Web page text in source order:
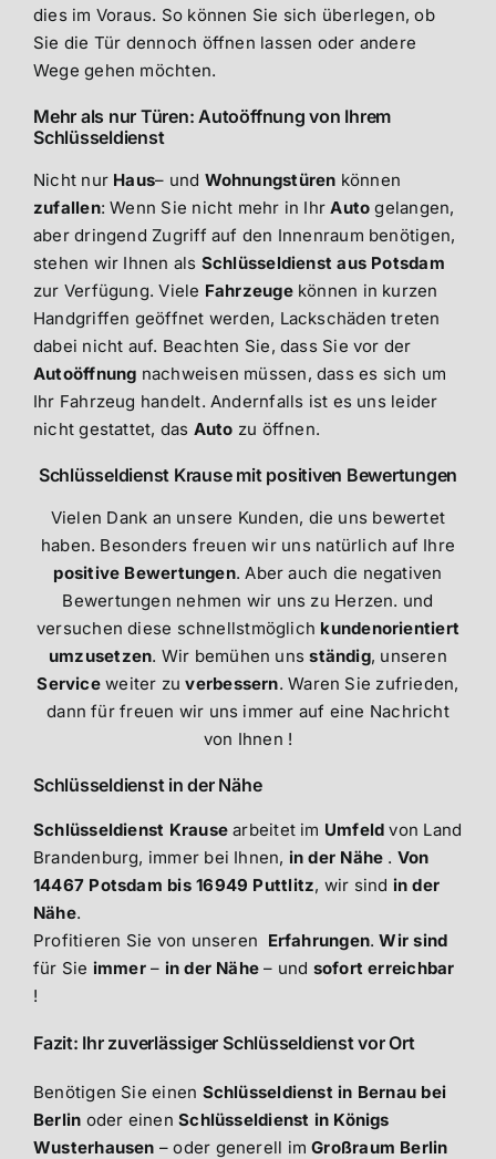
dies im Voraus. So können Sie sich überlegen, ob
Sie die Tür dennoch öffnen lassen oder andere
Wege gehen möchten.
Mehr als nur Türen: Autoöffnung von Ihrem
Schlüsseldienst
Nicht nur Haus– und Wohnungstüren können
zufallen: Wenn Sie nicht mehr in IhrAuto gelangen,
aber dringend Zugriff auf den Innenraum benötigen,
stehen wir Ihnen als Schlüsseldienst aus Potsdam
zur Verfügung. Viele Fahrzeugekönnen in kurzen
Handgriffen geöffnet werden, Lackschäden treten
dabei nicht auf. Beachten Sie, dass Sie vor der
Autoöffnung nachweisen müssen, dass es sich um
Ihr Fahrzeug handelt. Andernfalls ist es uns leider
nicht gestattet, das Auto zu öffnen.
Schlüsseldienst Krause mit positiven Bewertungen
Vielen Dank an unsere Kunden, die uns bewertet
haben. Besonders freuen wir uns natürlich auf Ihre
positive Bewertungen. Aber auch die negativen
Bewertungen nehmen wir uns zu Herzen. und
versuchen diese schnellstmöglich kundenorientiert
umzusetzen. Wir bemühen unsständig, unseren
Serviceweiter zuverbessern. Waren Sie zufrieden,
dann für freuen wir uns immer auf eine Nachricht
von Ihnen !
Schlüsseldienst in der Nähe
Schlüsseldienst Krausearbeitet im Umfeld von Land
Brandenburg, immer bei Ihnen, in der Nähe . Von
14467 Potsdam bis 16949 Puttlitz, wir sind in der
Nähe.
Profitieren Sie von unseren Erfahrungen.Wir sind
für Sie immer– in der Nähe – und sofort erreichbar
!
Fazit: Ihr zuverlässiger Schlüsseldienst vor Ort
Benötigen Sie einen Schlüsseldienst in Bernau bei
Berlin oder einenSchlüsseldienst in Königs
Wusterhausen – oder generell imGroßraum Berlin